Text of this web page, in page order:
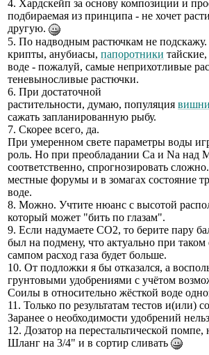
4. Хардскейп за основу композиции и
подбираемая из принципа - не хочет
другую.
5. По надводным растючкам не
крипты, анубиасы, папоротники тайские,
воде - пожалуй, самые неприхотливые
теневыносливые растючки.
6. При достаточной
растительности, думаю, популяция вишни
сажать запланированную рыбу.
7. Скорее всего, да.
При умеренном свете параметры воды
роль. Но при преобладании Са и Na над
соответственно, спрогнозировать
местные форумы и в зомагах состояние
воде.
8. Можно. Учтите нюанс с высотой
который может "бить по глазам".
9. Если надумаете СО2, то берите пару
был на подмену, что актуально при
сампом расход газа будет больше.
10. От подложки я бы отказался, а
грунтовыми удобрениями с учётом
Соилы в относительно жёсткой воде
11. Только по результатам тестов и(или)
Заранее о необходимости удобрений
12. Дозатор на перестальтической
Шланг на 3/4" и в сортир сливать